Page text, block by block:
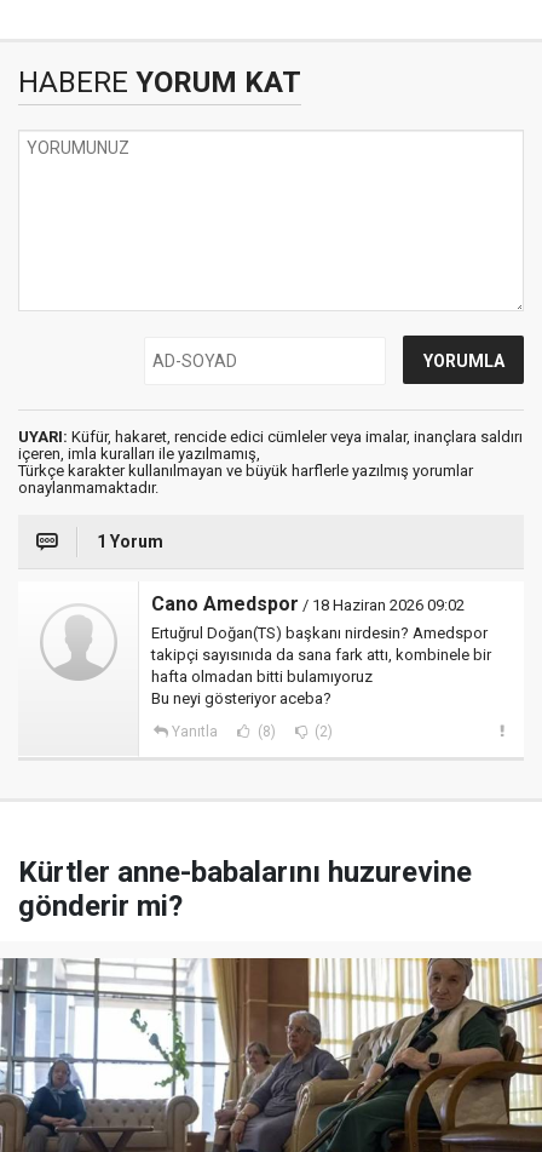
HABERE YORUM KAT
UYARI: Küfür, hakaret, rencide edici cümleler veya imalar, inançlara saldırı
içeren, imla kuralları ile yazılmamış,
Türkçe karakter kullanılmayan ve büyük harflerle yazılmış yorumlar
onaylanmamaktadır.
1 Yorum
Cano Amedspor / 18 Haziran 2026 09:02
Ertuğrul Doğan(TS) başkanı nirdesin? Amedspor
takipçi sayısınıda da sana fark attı, kombinele bir
hafta olmadan bitti bulamıyoruz
Bu neyi gösteriyor aceba?
Yanıtla (8) (2)
Kürtler anne-babalarını huzurevine
gönderir mi?